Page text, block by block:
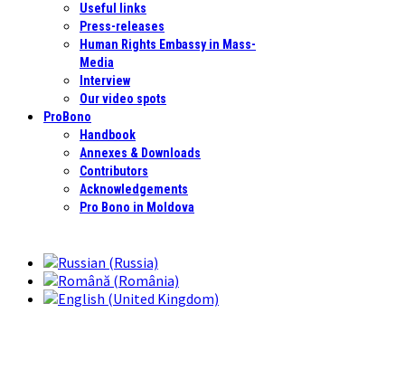
Useful links
Press-releases
Human Rights Embassy in Mass-
Media
Interview
Our video spots
ProBono
Handbook
Annexes & Downloads
Contributors
Acknowledgements
Pro Bono in Moldova